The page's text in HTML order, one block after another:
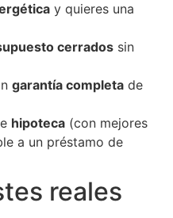
y quieres una
cerrados sin
garantía completa de
hipoteca (con mejores
a un préstamo de
reales